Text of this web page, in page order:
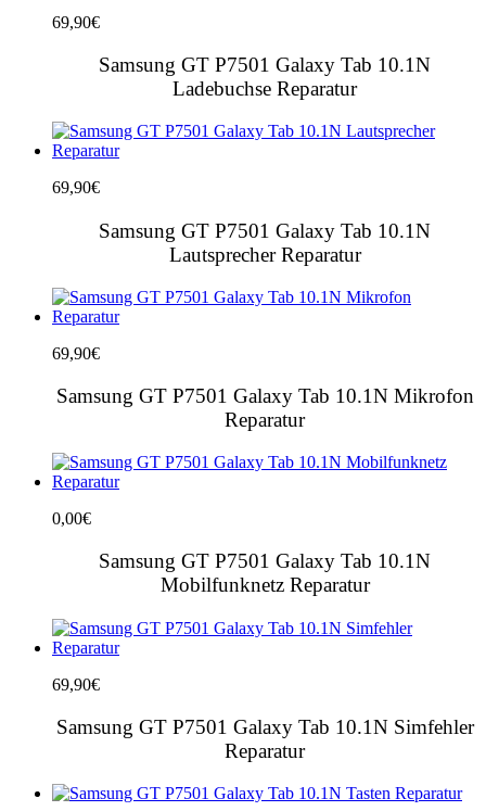
69,90€
Samsung GT P7501 Galaxy Tab 10.1N
Ladebuchse Reparatur
69,90€
Samsung GT P7501 Galaxy Tab 10.1N
Lautsprecher Reparatur
69,90€
Samsung GT P7501 Galaxy Tab 10.1N Mikrofon
Reparatur
0,00€
Samsung GT P7501 Galaxy Tab 10.1N
Mobilfunknetz Reparatur
69,90€
Samsung GT P7501 Galaxy Tab 10.1N Simfehler
Reparatur